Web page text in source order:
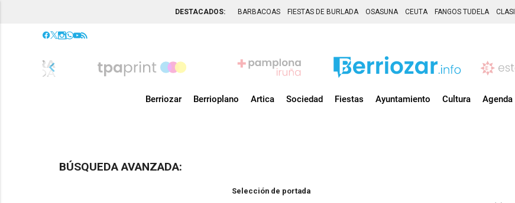
DESTACADOS: BARBACOAS FIESTAS DE BURLADA OSASUNA CEUTA FANGOS TUDELA
chevron_left
Berriozar Berrioplano Artica Sociedad Fiestas Ayuntamiento Cultura Agenda
BÚSQUEDA AVANZADA:
Selección de portada